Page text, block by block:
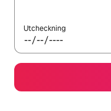
Utcheckning